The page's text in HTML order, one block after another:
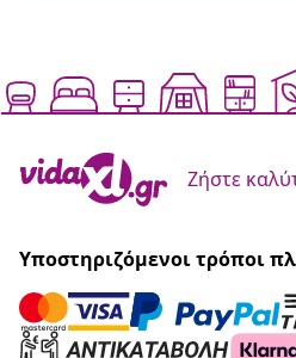
Ζήστε
Υποστηριζόμενοι τρόποι